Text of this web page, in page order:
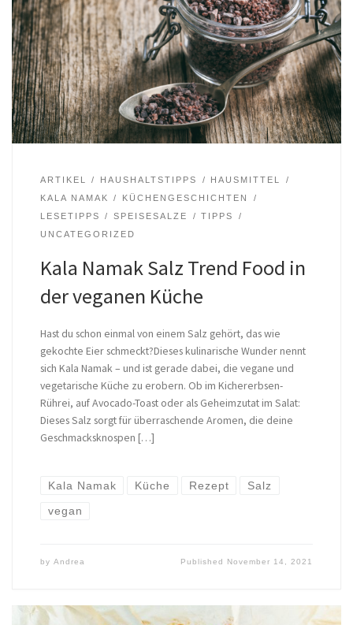
ARTIKEL HAUSHALTSTIPPS
HAUSMITTEL
KALA NAMAK
KÜCHENGESCHICHTEN
LESETIPPS
SPEISESALZE
TIPPS
UNCATEGORIZED
Kala Namak Salz Trend Food in
der veganen Küche
Hast du schon einmal von einem Salz gehört, das wie
gekochte Eier schmeckt?Dieses kulinarische Wunder nennt
sich Kala Namak – und ist gerade dabei, die vegane und
vegetarische Küche zu erobern. Ob im Kichererbsen-
Rührei, auf Avocado-Toast oder als Geheimzutat im Salat:
Dieses Salz sorgt für überraschende Aromen, die deine
Geschmacksknospen […]
Kala Namak Küche Rezept Salz
vegan
by Andrea Published November 14, 2021